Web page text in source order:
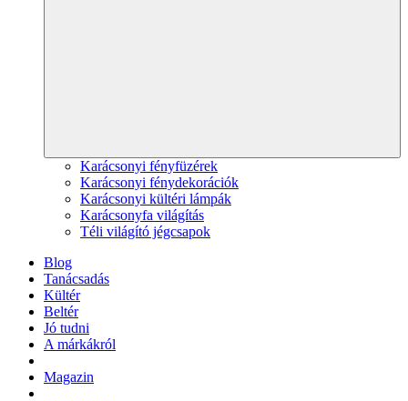
Karácsonyi fényfüzérek
Karácsonyi fénydekorációk
Karácsonyi kültéri lámpák
Karácsonyfa világítás
Téli világító jégcsapok
Blog
Tanácsadás
Kültér
Beltér
Jó tudni
A márkákról
Magazin